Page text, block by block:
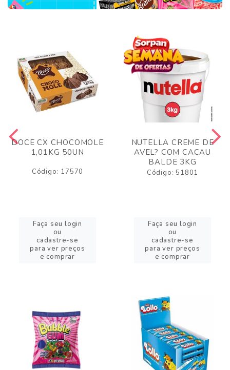
DOCE CX CHOCOMOLE
1,01KG 50UN
Código: 17570
Faça seu login
ou
cadastre-se
para ver preços
e comprar
NUTELLA CREME DE
AVEL? COM CACAU
BALDE 3KG
Código: 51801
Faça seu login
ou
cadastre-se
para ver preços
e comprar